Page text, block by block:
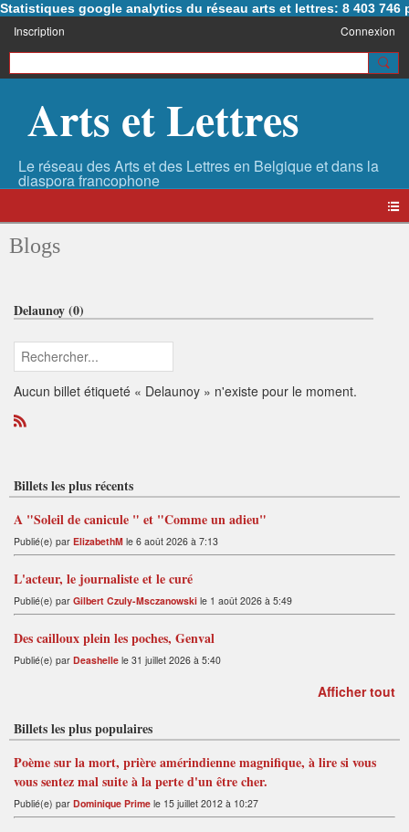
Statistiques google analytics du réseau arts et lettres: 8 403 746
Inscription Connexion
Arts et Lettres
Blogs
Delaunoy (0)
Aucun billet étiqueté « Delaunoy » n'existe pour le moment.
R
Billets les plus récents
A "Soleil de canicule " et "Comme un adieu"
Publié(e) par ElizabethM le 6 août 2026 à 7:13
L'acteur, le journaliste et le curé
Publié(e) par Gilbert Czuly-Msczanowski le 1 août 2026 à 5:49
Des cailloux plein les poches, Genval
Publié(e) par Deashelle le 31 juillet 2026 à 5:40
Afficher tout
Billets les plus populaires
Poème sur la mort, prière amérindienne magnifique, à lire si vous
vous sentez mal suite à la perte d'un être cher.
Publié(e) par Dominique Prime le 15 juillet 2012 à 10:27